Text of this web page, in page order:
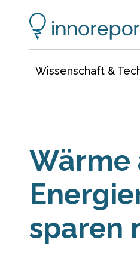
Wissenschaft &
Wärme
sparen